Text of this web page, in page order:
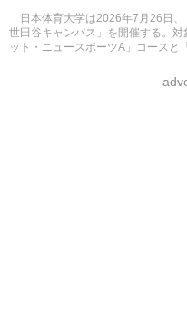
日本体育大学は2026年7月26日、
世田谷キャンパス」を開催する。
ット・ニュースポーツA」コースと